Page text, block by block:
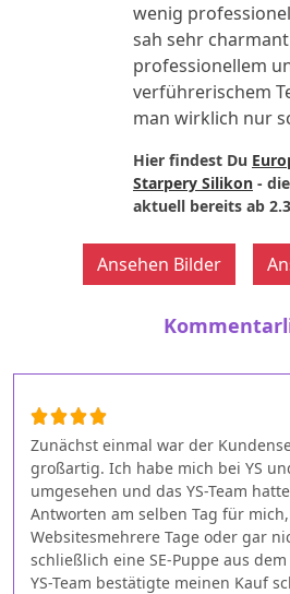
wenig
sah sehr
professionellem
verführerischem
man wirklich nur
Hier findest Du
Starpery Silikon-
aktuell bereits ab
Ansehen Bilder
Zunächst einmal war der
großartig. Ich habe mich bei YS
umgesehen und das YS-Team
Antworten am selben Tag für
Websitesmehrere Tage oder gar
schließlich eine SE-Puppe aus
YS-Team bestätigte meinen Kauf